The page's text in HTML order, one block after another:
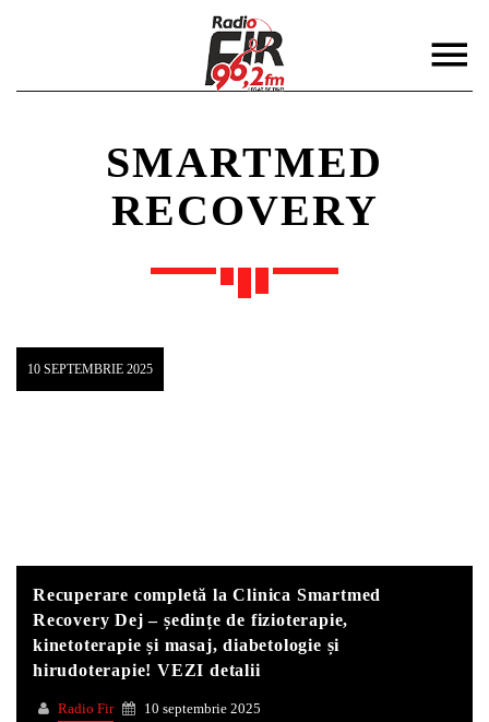
SMARTMED
RECOVERY
10 SEPTEMBRIE 2025
Recuperare completă la Clinica Smartmed
Recovery Dej – ședințe de fizioterapie,
kinetoterapie și masaj, diabetologie și
hirudoterapie! VEZI detalii
Radio Fir 10 septembrie 2025